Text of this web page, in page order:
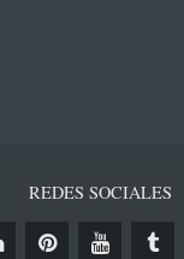
REDES SOCIALES